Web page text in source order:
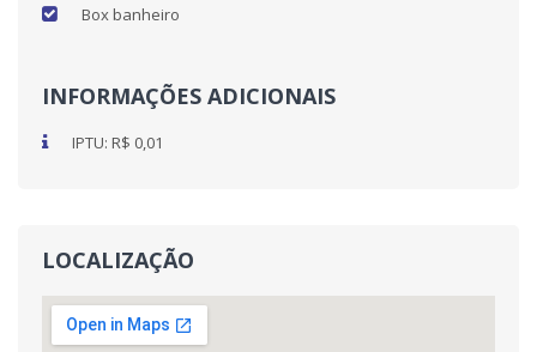
Box banheiro
INFORMAÇÕES ADICIONAIS
IPTU: R$ 0,01
LOCALIZAÇÃO